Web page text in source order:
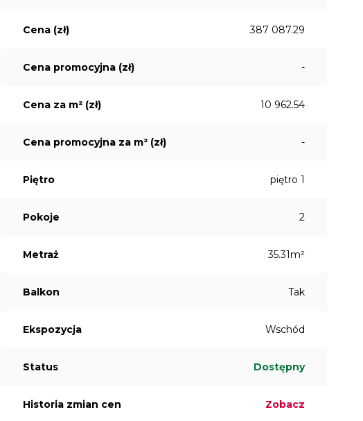
Cena (zł) 387 087.29
Cena promocyjna (zł) -
Cena za m² (zł) 10 962.54
Cena promocyjna za m² (zł) -
Piętro piętro 1
Pokoje 2
Metraż 35.31m²
Balkon Tak
Ekspozycja Wschód
Status Dostępny
Historia zmian cen Zobacz